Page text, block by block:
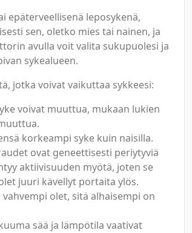
epäterveellisenä leposykenä,
sen, oletko mies tai nainen, ja
avulla voit valita sukupuolesi ja
sykealueen.
jotka voivat vaikuttaa sykkeesi:
voivat muuttua, mukaan lukien
korkeampi syke kuin naisilla.
ovat geneettisesti periytyviä
aktiivisuuden myötä, joten se
juuri kävellyt portaita ylös.
olet, sitä alhaisempi on
sää ja lämpötila vaativat